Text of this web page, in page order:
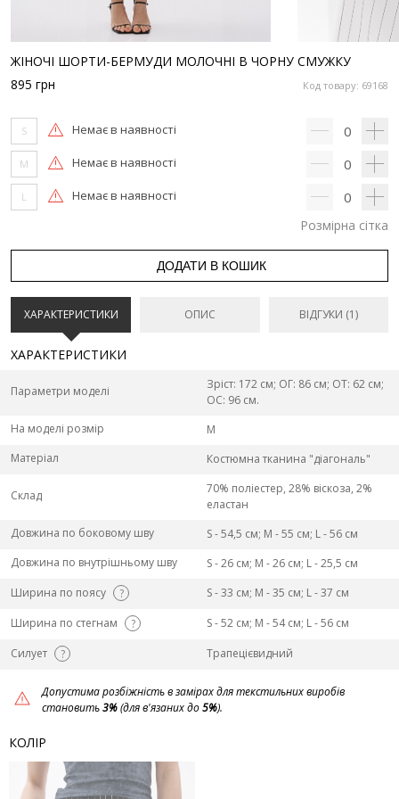
ЖІНОЧІ ШОРТИ-БЕРМУДИ МОЛОЧНІ В ЧОРНУ СМУЖКУ
Код товару: 69168
895 грн
S Немає в наявності 0
M Немає в наявності 0
L Немає в наявності 0
Розмірна сітка
ДОДАТИ В КОШИК
ХАРАКТЕРИСТИКИ ОПИС ВІДГУКИ (1)
ХАРАКТЕРИСТИКИ
Параметри моделі
Зріст: 172 см; ОГ: 86 см; ОТ: 62 см;
ОС: 96 см.
На моделі розмір
M
Матеріал
Костюмна тканина "діагональ"
Склад
70% поліестер, 28% віскоза, 2%
еластан
Довжина по боковому шву
S - 54,5 см; M - 55 см; L - 56 см
Довжина по внутрішньому шву
S - 26 см; M - 26 см; L - 25,5 см
Ширина по поясу
?
S - 33 см; M - 35 см; L - 37 см
Ширина по стегнам
?
S - 52 см; M - 54 см; L - 56 см
Силует
? Трапецієвидний
Допустима розбіжність в замірах для текстильних виробів
становить3%(для в'язаних до5%).
КОЛІР